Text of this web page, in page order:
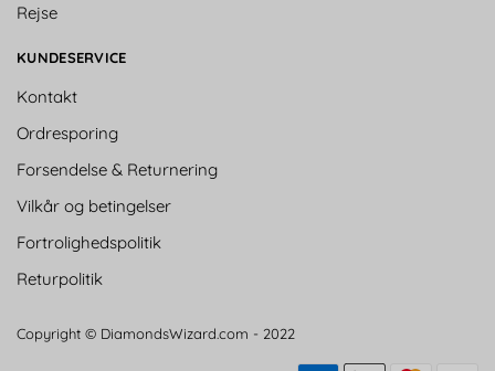
Rejse
KUNDESERVICE
Kontakt
Ordresporing
Forsendelse & Returnering
Vilkår og betingelser
Fortrolighedspolitik
Returpolitik
Copyright © DiamondsWizard.com - 2022